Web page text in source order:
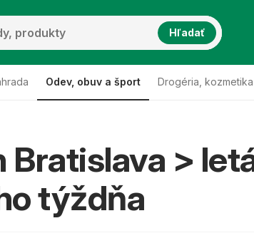
Hľadať
Odev, obuv a šport Drogéria, kozmetika
Bratislava >
týždňa